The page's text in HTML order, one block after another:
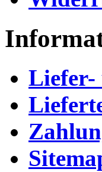
Liefer-